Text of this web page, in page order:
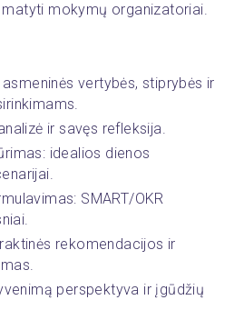
mokymų organizatoriai.
vertybės, stiprybės ir
ir savęs refleksija.
idealios dienos
SMART/OKR
rekomendacijos ir
perspektyva ir įgūdžių